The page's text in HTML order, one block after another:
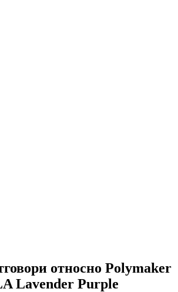
относно Polymaker
Lavender Purple